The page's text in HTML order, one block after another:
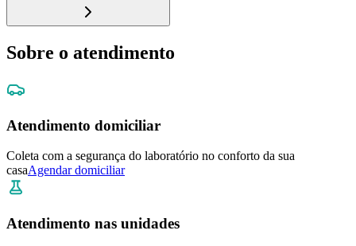
Sobre o atendimento
Atendimento domiciliar
Coleta com a segurança do laboratório no conforto da sua
casaAgendar domiciliar
Atendimento nas unidades